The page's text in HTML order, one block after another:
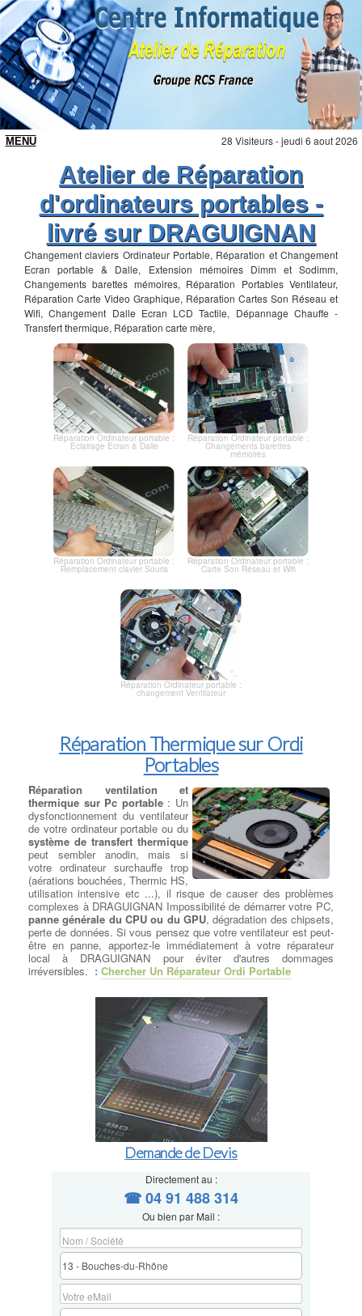
28 Visiteurs - jeudi 6 aout 2026
Atelier de Réparation
d'ordinateurs portables -
livré sur DRAGUIGNAN
Changement claviers Ordinateur Portable, Réparation et Changement
Ecran portable & Dalle, Extension mémoires Dimm et Sodimm,
Changements barettes mémoires, Réparation Portables Ventilateur,
Réparation Carte Video Graphique, Réparation Cartes Son Réseau et
Wifi, Changement Dalle Ecran LCD Tactile, Dépannage Chauffe -
Transfert thermique, Réparation carte mère,
Réparation Ordinateur portable :
Eclairage Ecran & Dalle
Réparation Ordinateur portable :
Changements barettes
mémoires
Réparation Ordinateur portable :
Remplacement clavier Souris
Réparation Ordinateur portable :
Carte Son Réseau et Wifi
Réparation Ordinateur portable :
changement Ventilateur
Réparation Thermique sur Ordi
Portables
Réparation ventilation et
thermique sur Pc portable: Un
dysfonctionnement du ventilateur
de votre ordinateur portable ou du
système de transfert thermique
peut sembler anodin, mais si
votre ordinateur surchauffe trop
(aérations bouchées, Thermic HS,
utilisation intensive etc ...), il risque de causer des problèmes
complexes à DRAGUIGNAN Impossibilité de démarrer votre PC,
panne générale du CPU ou du GPU, dégradation des chipsets,
perte de données. Si vous pensez que votre ventilateur est peut-
être en panne, apportez-le immédiatement à votre réparateur
local à DRAGUIGNAN pour éviter d'autres dommages
irréversibles. : Chercher Un Réparateur Ordi Portable
Demande de Devis
Directement au :
☎ 04 91 488 314
Ou bien par Mail :